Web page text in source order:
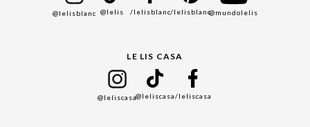
Black Friday
@lelisblanc @lelis /lelisblanc/lelisblanc@mundolelis
LE LIS CASA
@leliscasa@leliscasa/leliscasa